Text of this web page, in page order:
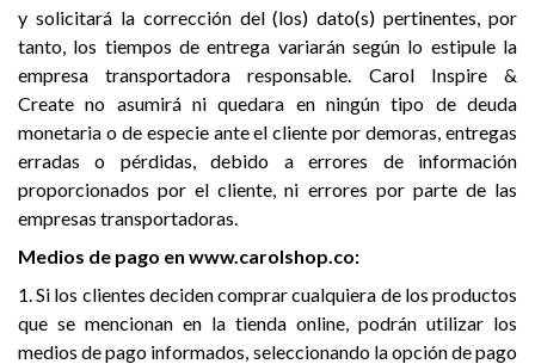
y solicitará la corrección del (los) dato(s) pertinentes, por
tanto, los tiempos de entrega variarán según lo estipule la
empresa transportadora responsable. Carol Inspire &
Create no asumirá ni quedara en ningún tipo de deuda
monetaria o de especie ante el cliente por demoras, entregas
erradas o pérdidas, debido a errores de información
proporcionados por el cliente, ni errores por parte de las
empresas transportadoras.
Medios de pago en www.carolshop.co:
1. Si los clientes deciden comprar cualquiera de los productos
que se mencionan en la tienda online, podrán utilizar los
medios de pago informados, seleccionando la opción de pago